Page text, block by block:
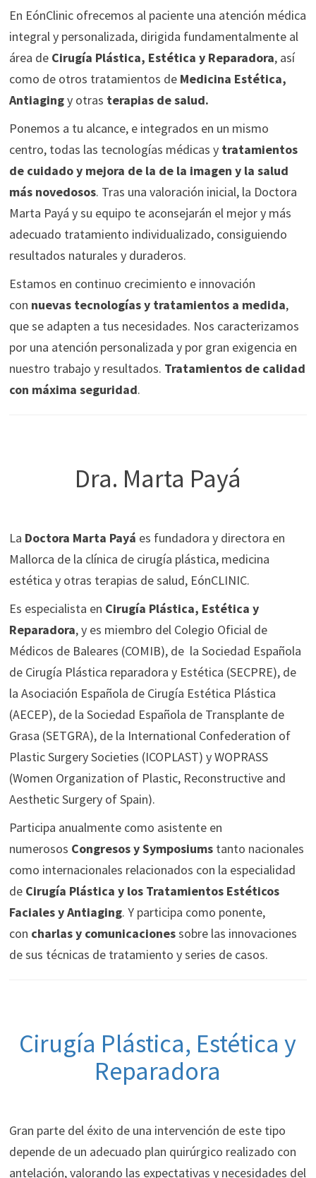
En EónClinic ofrecemos al paciente una atención médica
integral y personalizada, dirigida fundamentalmente al
área de Cirugía Plástica, Estética y Reparadora, así
como de otros tratamientos de Medicina Estética,
Antiagingy otras terapias de salud.
Ponemos a tu alcance, e integrados en un mismo
centro, todas las tecnologías médicas ytratamientos
de cuidado y mejora de la de la imagen y la salud
más novedosos. Tras una valoración inicial, la Doctora
Marta Payá y su equipo te aconsejarán el mejor y más
adecuado tratamiento individualizado, consiguiendo
resultados naturales y duraderos.
Estamos en continuo crecimiento e innovación
con nuevas tecnologías y tratamientos a medida,
que se adapten a tus necesidades. Nos caracterizamos
por una atención personalizada y por gran exigencia en
nuestro trabajo y resultados. Tratamientos de calidad
con máxima seguridad.
Dra. Marta Payá
La Doctora Marta Payá es fundadora y directora en
Mallorca de la clínica de cirugía plástica, medicina
estética y otras terapias de salud, EónCLINIC.
Es especialista en Cirugía Plástica, Estética y
Reparadora, y es miembro del Colegio Oficial de
Médicos de Baleares (COMIB), de la Sociedad Española
de Cirugía Plástica reparadora y Estética (SECPRE), de
la Asociación Española de Cirugía Estética Plástica
(AECEP), de la Sociedad Española de Transplante de
Grasa (SETGRA), de la International Confederation of
Plastic Surgery Societies (ICOPLAST) y WOPRASS
(Women Organization of Plastic, Reconstructive and
Aesthetic Surgery of Spain).
Participa anualmente como asistente en
numerosos Congresos y Symposiumstanto nacionales
como internacionales relacionados con la especialidad
de Cirugía Plástica y los Tratamientos Estéticos
Faciales y Antiaging. Y participa como ponente,
con charlas y comunicacionessobre las innovaciones
de sus técnicas de tratamiento y series de casos.
Cirugía Plástica, Estética y
Reparadora
Gran parte del éxito de una intervención de este tipo
depende de un adecuado plan quirúrgico realizado con
antelación, valorando las expectativas y necesidades del